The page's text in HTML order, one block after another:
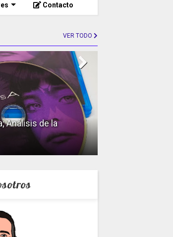
Contacto
VER TODO
grado; Análisis de